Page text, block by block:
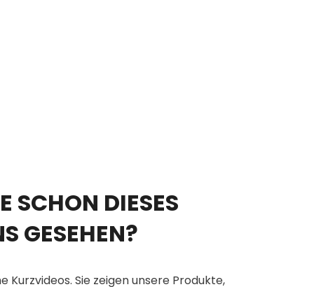
SCHON DIESES
GESEHEN?
Kurzvideos. Sie zeigen unsere Produkte,